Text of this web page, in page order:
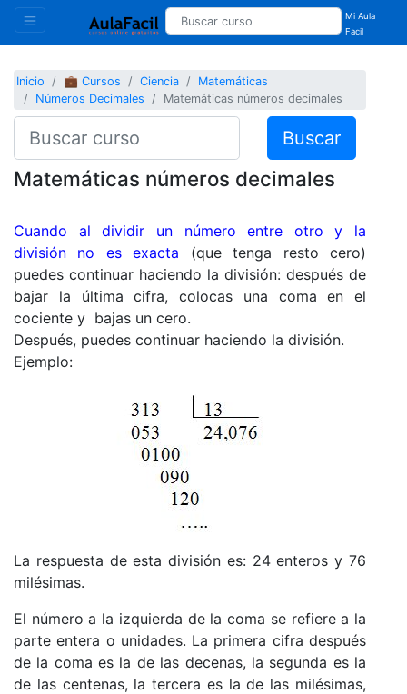
Mi Aula
Facil
Inicio 💼 Cursos Ciencia
Matemáticas
Números Decimales
Matemáticas números decimales
Buscar
Matemáticas números decimales
Cuando al dividir un número entre otro y la
división no es exacta (que tenga resto cero)
puedes continuar haciendo la división: después de
bajar la última cifra, colocas una coma en el
cociente y bajas un cero.
Después, puedes continuar haciendo la división.
Ejemplo:
La respuesta de esta división es: 24 enteros y 76
milésimas.
El número a la izquierda de la coma se refiere a la
parte entera o unidades. La primera cifra después
de la coma es la de las decenas, la segunda es la
de las centenas, la tercera es la de las milésimas,